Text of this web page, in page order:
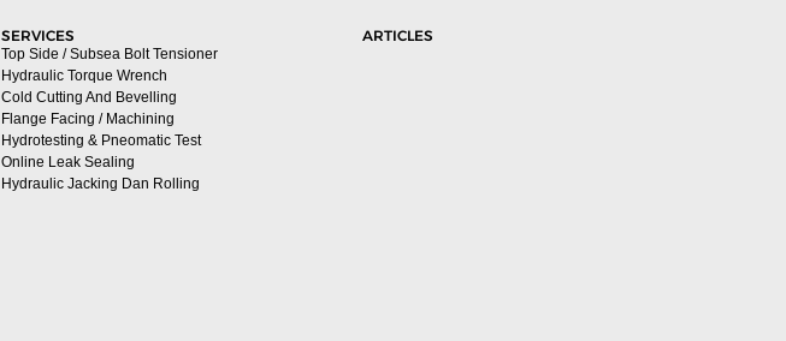
SERVICES
Top Side / Subsea Bolt Tensioner
Hydraulic Torque Wrench
Cold Cutting And Bevelling
Flange Facing / Machining
Hydrotesting & Pneomatic Test
Online Leak Sealing
Hydraulic Jacking Dan Rolling
ARTICLES